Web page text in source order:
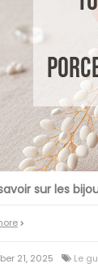
sur les
21, 2025 Le